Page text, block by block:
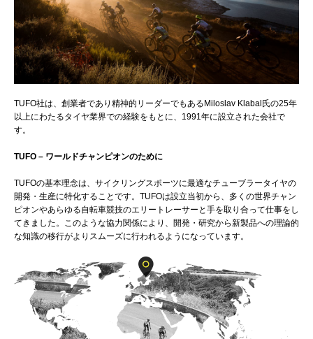
TUFO社は、創業者であり精神的リーダーでもあるMiloslav Klabal氏の25年
以上にわたるタイヤ業界での経験をもとに、1991年に設立された会社で
す。
TUFO – ワールドチャンピオンのために
TUFOの基本理念は、サイクリングスポーツに最適なチューブラータイヤの
開発・生産に特化することです。TUFOは設立当初から、多くの世界チャン
ピオンやあらゆる自転車競技のエリートレーサーと手を取り合って仕事をし
てきました。このような協力関係により、開発・研究から新製品への理論的
な知識の移行がよりスムーズに行われるようになっています。